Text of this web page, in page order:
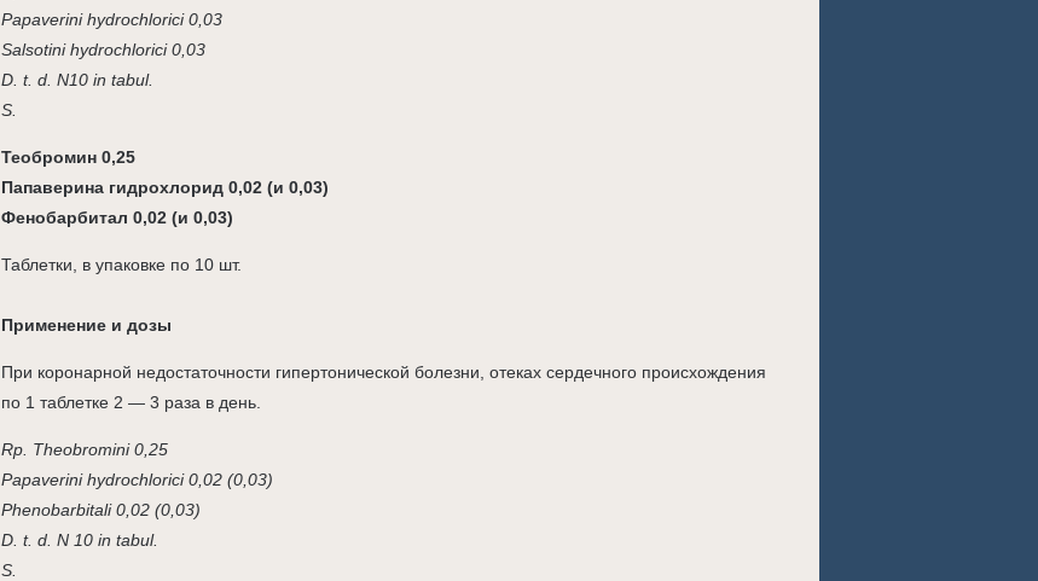
Papaverini hydrochlorici 0,03
Salsotini hydrochlorici 0,03
D. t. d. N10 in tabul.
S.
Теобромин 0,25
Папаверина гидрохлорид 0,02 (и 0,03)
Фенобарбитал 0,02 (и 0,03)
Таблетки, в упаковке по 10 шт.
Применение и дозы
При коронарной недостаточности гипертонической болезни, отеках сердечного происхождения
по 1 таблетке 2 — 3 раза в день.
Rp. Theobromini 0,25
Papaverini hydrochlorici 0,02 (0,03)
Phenobarbitali 0,02 (0,03)
D. t. d. N 10 in tabul.
S.